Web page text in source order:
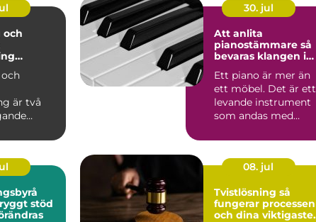
och
är två
gör d...
30. jul
Att anlita
pianostämmare så
bevaras klangen i
Ett piano är mer än
ett möbel. Det är ett
levande instrument
som andas med
årsti...
08. jul
Tvistlösning så
fungerar processen
och dina viktigaste